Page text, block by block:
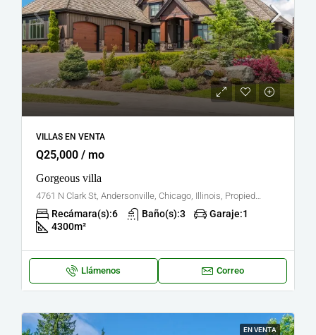
VILLAS EN VENTA
Q25,000 / mo
Gorgeous villa
Recámara(s):6 Baño(s):3 Garaje:1
4300m²
Llámenos Correo
EN VENTA